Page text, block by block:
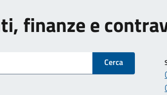
finanze e
Cerca